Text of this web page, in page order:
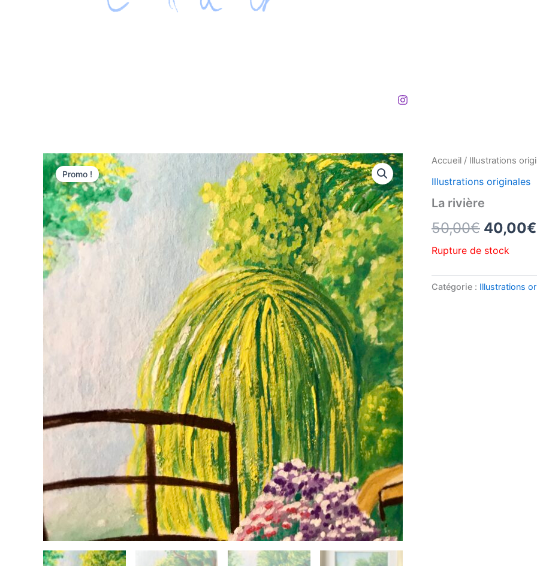
Promo !
Accueil / Illustrations
Illustrations originales
La rivière
50,00€
Le
prix
initial
était :
50,00€.
40,00€
Rupture de stock
Catégorie : Illustrations